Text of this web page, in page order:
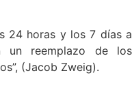
24 horas y los 7 días a
un reemplazo de los
(Jacob Zweig).